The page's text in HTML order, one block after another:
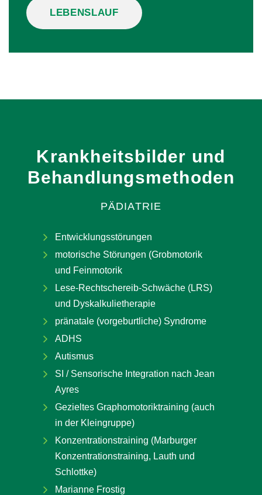
LEBENSLAUF
Krankheitsbilder und
Behandlungsmethoden
PÄDIATRIE
Entwicklungsstörungen
motorische Störungen (Grobmotorik
und Feinmotorik
Lese-Rechtschereib-Schwäche (LRS)
und Dyskalkulietherapie
pränatale (vorgeburtliche) Syndrome
ADHS
Autismus
SI / Sensorische Integration nach Jean
Ayres
Gezieltes Graphomotoriktraining (auch
in der Kleingruppe)
Konzentrationstraining (Marburger
Konzentrationstraining, Lauth und
Schlottke)
Marianne Frostig